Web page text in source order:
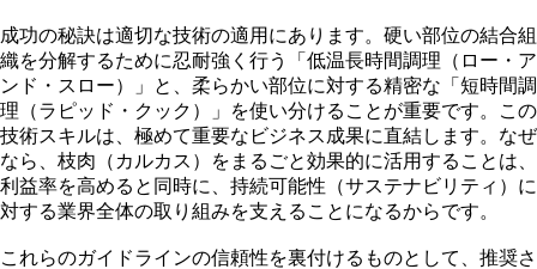
成功の秘訣は適切な技術の適用にあります。硬い部位の結合組
織を分解するために忍耐強く行う「低温長時間調理（ロー・ア
ンド・スロー）」と、柔らかい部位に対する精密な「短時間調
理（ラピッド・クック）」を使い分けることが重要です。この
技術スキルは、極めて重要なビジネス成果に直結します。なぜ
なら、枝肉（カルカス）をまるごと効果的に活用することは、
利益率を高めると同時に、持続可能性（サステナビリティ）に
対する業界全体の取り組みを支えることになるからです。
これらのガイドラインの信頼性を裏付けるものとして、推奨さ